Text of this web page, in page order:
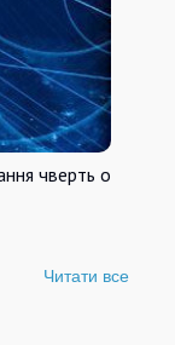
чверть о
Читати все